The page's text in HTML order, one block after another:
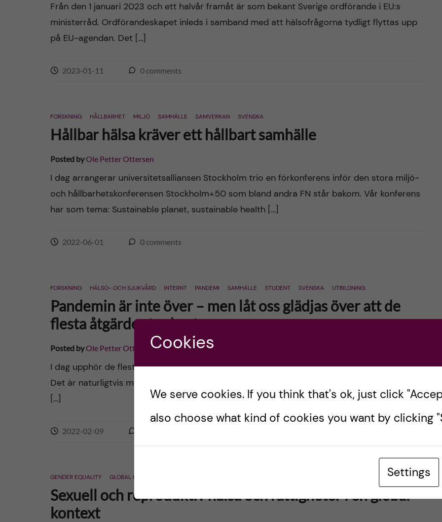
Från den 1 januari 2023 och ett halvår framåt är som bekant Sverige ordförande i EU:s
ministerråd. Ordförandeskapet inleds i samband med att hälsofrågorna tydligt flyttas upp
på EU-agendan. Det […]
2023-01-11 0 comments
FORSKNING HÅLLBARHET MILJÖ SAMHÄLLE SAMVERKAN SVENSKA
Hållbar hälsa kräver ett hållbart samhälle
Posted byOle Petter Ottersen
I dag arrangerar universitetsalliansen Stockholm trio en förkonferens inför den stora miljö-
och hållbarhetskonferensen Stockholm+50 som bland andra FN står bakom. Vår konferens
har som tema: Sustainable planet, sustainable health […]
2022-06-01 0 comments
FORSKNING HÄLSO- OCH SJUKVÅRD INTERNT PANDEMI SAMHÄLLE STUDENT SVENSKA UTBILDNING
Pandemin är inte över – men låt oss glädjas över att de
flesta åtgärder tas bort
Posted byOle Petter Ottersen
I dag upphör de flesta av de restriktioner och åtgärder som satts in mot smittspridningen.
Det är naturligtvis mycket glädjande att vårt samhälle nu äntligen, efter nästan två år som
[…]
2022-02-09
GENDER EQUALITY GLOBAL HEALTH
Sexuell och reproduktiv hälsa och rättigheter i en global
kontext
Cookies
We serve cookies. If you think that's ok, just click
also choose what kind of cookies you want by clicking
Settings